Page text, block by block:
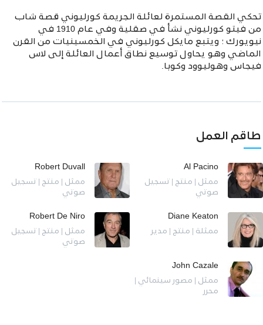
تحكي القصة المستمرة لعائلة الجريمة كورليوني قصة شاب
من فيتو كورليوني نشأ في صقلية وفي عام 1910 في
نيويورك ؛ ويتبع مايكل كورليوني في الخمسينيات من القرن
الماضي وهو يحاول توسيع نطاق أعمال العائلة إلى لاس
فيجاس وهوليوود وكوبا.
طاقم العمل
Al Pacino
ممثل | منتج | تسجيل
صوتي
Robert Duvall
ممثل | منتج | تسجيل
صوتي
Diane Keaton
ممثلة | منتج | مدير
Robert De Niro
ممثل | منتج | تسجيل
صوتي
John Cazale
ممثل | مصور سينمائي |
محرر